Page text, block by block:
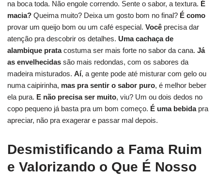
na boca toda. Não engole correndo. Sente o sabor, a textura. É
macia? Queima muito? Deixa um gosto bom no final? É como
provar um queijo bom ou um café especial. Você precisa dar
atenção pra descobrir os detalhes. Umacachaça de
alambique pratacostuma ser mais forte no sabor da cana. Já
as envelhecidas são mais redondas, com os sabores da
madeira misturados. Aí, a gente pode até misturar com gelo ou
numa caipirinha, mas pra sentir o sabor puro, é melhor beber
ela pura. E não precisa ser muito, viu? Um ou dois dedos no
copo pequeno já basta pra um bom começo. É uma bebidapra
apreciar, não pra exagerar e passar mal depois.
Desmistificando a Fama Ruim
e Valorizando o Que É Nosso